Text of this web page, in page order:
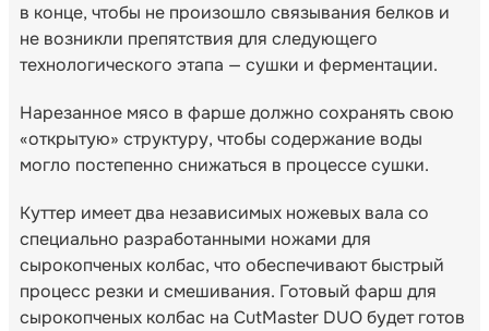
в конце, чтобы не произошло связывания белков и
не возникли препятствия для следующего
технологического этапа — сушки и ферментации.
Нарезанное мясо в фарше должно сохранять свою
«открытую» структуру, чтобы содержание воды
могло постепенно снижаться в процессе сушки.
Куттер имеет два независимых ножевых вала со
специально разработанными ножами для
сырокопченых колбас, что обеспечивают быстрый
процесс резки и смешивания. Готовый фарш для
сырокопченых колбас на CutMaster DUO будет готов